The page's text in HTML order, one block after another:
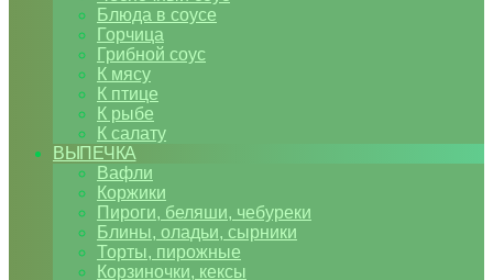
Блюда в соусе
Горчица
Грибной соус
К мясу
К птице
К рыбе
К салату
ВЫПЕЧКА
Вафли
Коржики
Пироги, беляши, чебуреки
Блины, оладьи, сырники
Торты, пирожные
Корзиночки, кексы